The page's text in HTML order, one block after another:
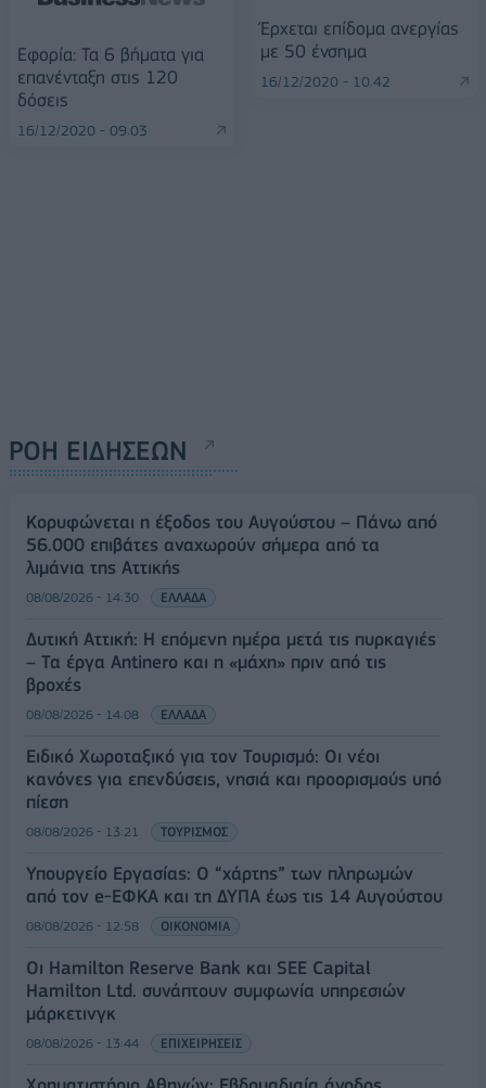
Εφορία: Τα 6 βήματα για
επανένταξη στις 120
δόσεις
16/12/2020 - 09:03
Έρχεται επίδομα ανεργίας
με 50 ένσημα
16/12/2020 - 10:42
ΡΟΗ ΕΙΔΗΣΕΩΝ
Κορυφώνεται η έξοδος του Αυγούστου – Πάνω από
56.000 επιβάτες αναχωρούν σήμερα από τα
λιμάνια της Αττικής
08/08/2026 - 14:30 ΕΛΛΑΔΑ
Δυτική Αττική: Η επόμενη ημέρα μετά τις πυρκαγιές
– Τα έργα Antinero και η «μάχη» πριν από τις
βροχές
08/08/2026 - 14:08 ΕΛΛΑΔΑ
Ειδικό Χωροταξικό για τον Τουρισμό: Οι νέοι
κανόνες για επενδύσεις, νησιά και προορισμούς υπό
πίεση
08/08/2026 - 13:21 ΤΟΥΡΙΣΜΟΣ
Υπουργείο Εργασίας: Ο “χάρτης” των πληρωμών
από τον e-ΕΦΚΑ και τη ΔΥΠΑ έως τις 14 Αυγούστου
08/08/2026 - 12:58 ΟΙΚΟΝΟΜΙΑ
Οι Hamilton Reserve Bank και SEE Capital
Hamilton Ltd. συνάπτουν συμφωνία υπηρεσιών
μάρκετινγκ
08/08/2026 - 13:44 ΕΠΙΧΕΙΡΗΣΕΙΣ